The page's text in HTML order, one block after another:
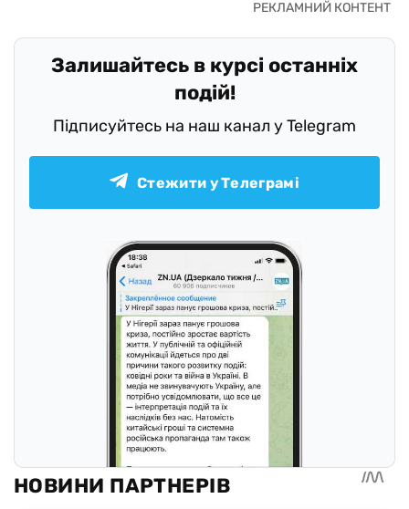
Залишайтесь в курсі останніх
подій!
Підписуйтесь на наш канал у Telegram
Стежити у Телеграмі